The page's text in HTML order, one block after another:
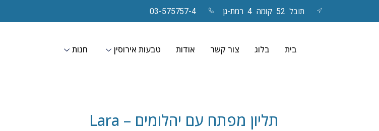
תובל 52 קומה 4 רמת-גן 03-575757-4
בית בלוג צור קשר אודות טבעות אירוסין חנות
תליון מפתח עם יהלומים – Lara